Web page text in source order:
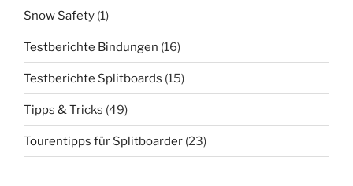
Snow Safety (1)
Testberichte Bindungen (16)
Testberichte Splitboards (15)
Tipps & Tricks (49)
Tourentipps für Splitboarder (23)